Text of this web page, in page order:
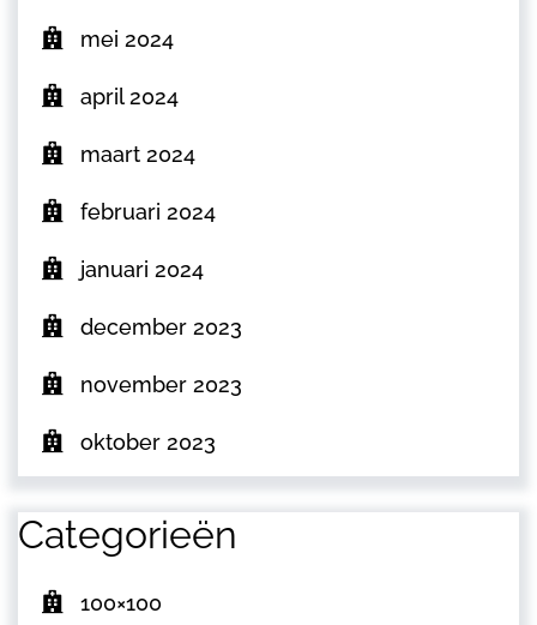
mei 2024
april 2024
maart 2024
februari 2024
januari 2024
december 2023
november 2023
oktober 2023
Categorieën
100×100